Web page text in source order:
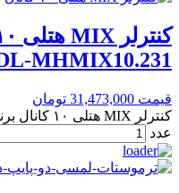
MHMIX10.231
قیمت 31,473,000 تومان
عدد